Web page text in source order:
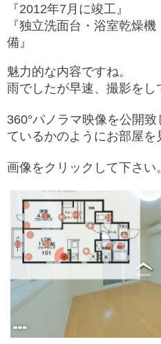
『2012年7月に竣工』
『独立洗面台・浴室乾燥
備』
魅力的な内容ですね。
雨でしたが早速、撮影をし
360°パノラマ映像を公開
ているかのようにお部屋を
画像をクリックして下さい。